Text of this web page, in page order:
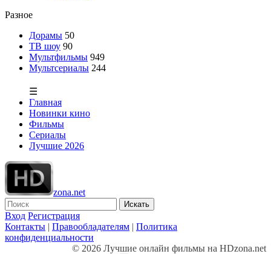
Разное
Дорамы 50
ТВ шоу 90
Мультфильмы 949
Мультсериалы 244
☰
Главная
Новинки кино
Фильмы
Сериалы
Лучшие 2026
zona.net
Искать
Вход Регистрация
Контакты | Правообладателям | Политика
конфиденциальности
© 2026 Лучшие онлайн фильмы на HDzona.net